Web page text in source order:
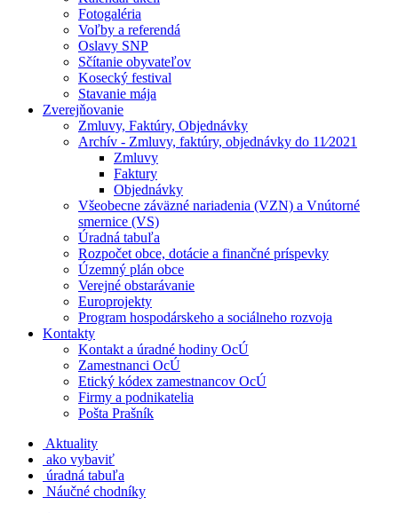
Fotogaléria
Voľby a referendá
Oslavy SNP
Sčítanie obyvateľov
Kosecký festival
Stavanie mája
Zverejňovanie
Zmluvy, Faktúry, Objednávky
Archív - Zmluvy, faktúry, objednávky do 11⁄2021
Zmluvy
Faktury
Objednávky
Všeobecne záväzné nariadenia (VZN) a Vnútorné
smernice (VS)
Úradná tabuľa
Rozpočet obce, dotácie a finančné príspevky
Územný plán obce
Verejné obstarávanie
Europrojekty
Program hospodárskeho a sociálneho rozvoja
Kontakty
Kontakt a úradné hodiny OcÚ
Zamestnanci OcÚ
Etický kódex zamestnancov OcÚ
Firmy a podnikatelia
Pošta Prašník
Aktuality
ako vybaviť
úradná tabuľa
Náučné chodníky